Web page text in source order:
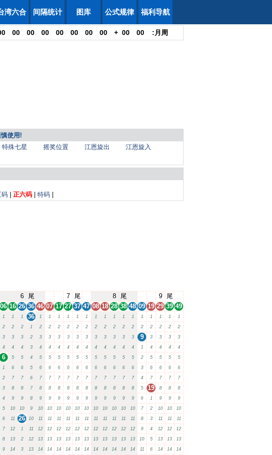
湾六合 间隔统计 图库 公式规律 福利导航
00 00 00 00 00 00 00 + 00 00 : 月 周
使用!
特殊七星 摇奖位置 江恩旋出
江恩旋入
码 正六码 特码
6 尾 7 尾 8 尾 9
尾
06 16 26 36 46 07 17 27 37 47 08 18 28 38 48 09 19 29 39 49
1 1 1 36 1 1 1 1 1 1 1 1 1 1 1 1 1 1 1 1
2 2 2 1 2 2 2 2 2 2 2 2 2 2 2 2 2 2 2 2
3 3 3 2 3 3 3 3 3 3 3 3 3 3 3 9 3 3 3 3
4 4 4 3 4 4 4 4 4 4 4 4 4 4 4 1 4 4 4 4
6 5 5 4 5 5 5 5 5 5 5 5 5 5 5 2 5 5 5 5
1 6 6 5 6 6 6 6 6 6 6 6 6 6 6 3 6 6 6 6
2 7 7 6 7 7 7 7 7 7 7 7 7 7 7 4 7 7 7 7
3 8 8 7 8 8 8 8 8 8 8 8 8 8 8 5 19 8 8 8
4 9 9 8 9 9 9 9 9 9 9 9 9 9 9 6 1 9 9 9
5 10 10 9 10 10 10 10 10 10 10 10 10 10 10 7 2 10 10 10
6 11 26 10 11 11 11 11 11 11 11 11 11 11 11 8 3 11 11 11
7 12 1 11 12 12 12 12 12 12 12 12 12 12 12 9 4 12 12 12
8 13 2 12 13 13 13 13 13 13 13 13 13 13 13 10 5 13 13 13
9 14 3 13 14 14 14 14 14 14 14 14 14 14 14 11 6 14 14 14